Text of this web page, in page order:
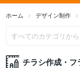
ホーム デザイン制作
チラシ作成・フ